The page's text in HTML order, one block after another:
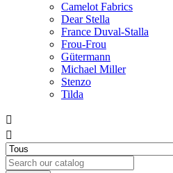
Camelot Fabrics
Dear Stella
France Duval-Stalla
Frou-Frou
Gütermann
Michael Miller
Stenzo
Tilda

